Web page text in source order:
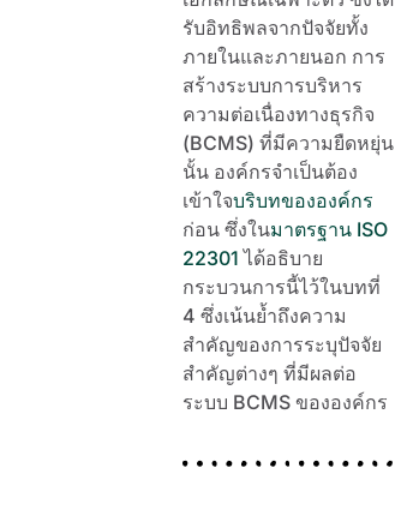
รับอิทธิพลจากปัจจัยทั้ง
ภายในและภายนอก การ
สร้างระบบการบริหาร
ความต่อเนื่องทางธุรกิจ
(BCMS) ที่มีความยืดหยุ่น
นั้น องค์กรจำเป็นต้อง
เข้าใจบริบทขององค์กร
ก่อน ซึ่งในมาตรฐาน ISO
22301 ได้อธิบาย
กระบวนการนี้ไว้ในบทที่
4 ซึ่งเน้นย้ำถึงความ
สำคัญของการระบุปัจจัย
สำคัญต่างๆ ที่มีผลต่อ
ระบบ BCMS ขององค์กร